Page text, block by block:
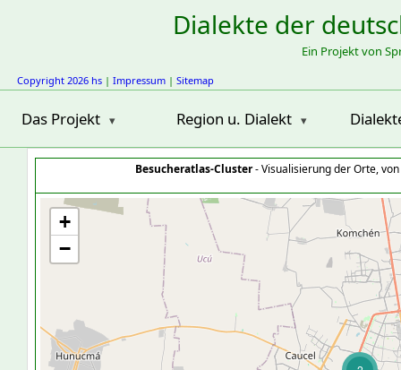
Dialekte der
Ein Projekt von
Copyright 2026 hs | Impressum | Sitemap
Das Projekt Region u. Dialekt
Besucheratlas-Cluster- Visualisierung der Orte,
+
−